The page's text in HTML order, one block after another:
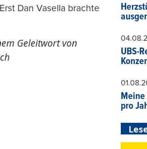
Dan Vasella brachte
Geleitwort von
UBS-
pro